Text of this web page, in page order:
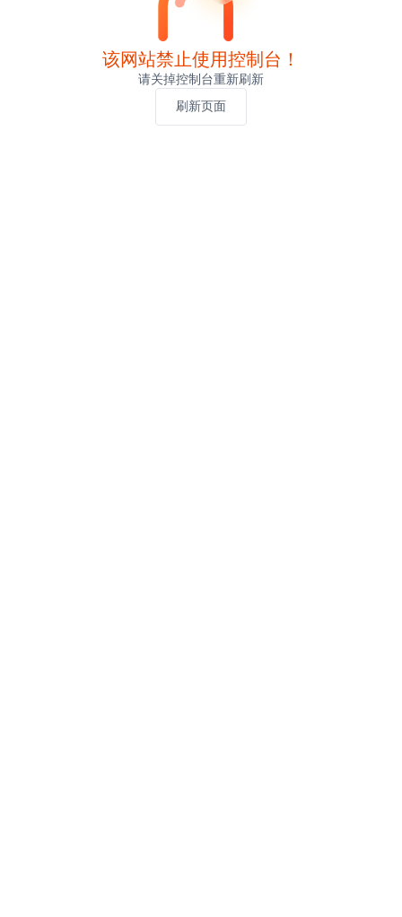
该网站禁止使用控制台！
请关掉控制台重新刷新
刷新页面